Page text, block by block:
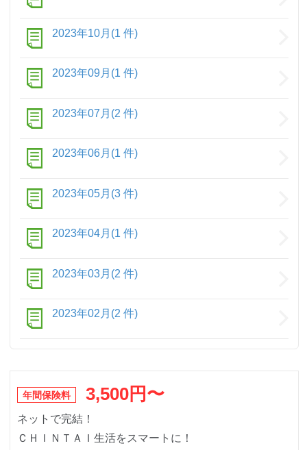
2023年10月(1 件)
2023年09月(1 件)
2023年07月(2 件)
2023年06月(1 件)
2023年05月(3 件)
2023年04月(1 件)
2023年03月(2 件)
2023年02月(2 件)
年間保険料 3,500円〜
ネットで完結！
ＣＨＩＮＴＡＩ生活をスマートに！